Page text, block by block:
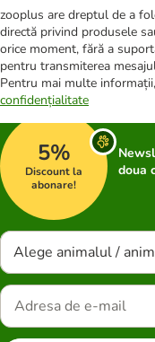
zooplus are dreptul de a
directă privind produsele
orice moment, fără a
pentru transmiterea
Pentru mai multe
confidențialitate
5%
Discount la
abonare!
doua
Alege animalul /